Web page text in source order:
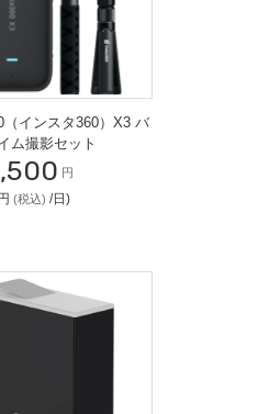
（インスタ360）X3 バ
ム撮影セット
円
(税込) /日)